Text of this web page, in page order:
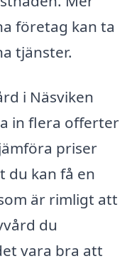
företag kan ta
tjänster.
i Näsviken
in flera offerter
priser
du kan få en
är rimligt att
du
vara bra att